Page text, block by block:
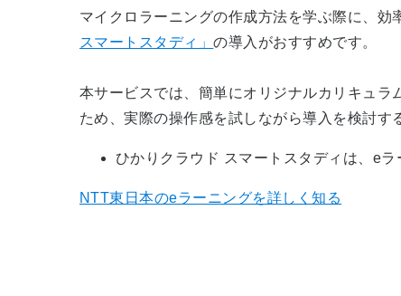
マイクロラーニングの作成方法を学ぶ際に、効
スマートスタディ」の導入がおすすめです。
本サービスでは、簡単にオリジナルカリキュ
ため、実際の操作感を試しながら導入を検討す
ひかりクラウド スマートスタディは、e
NTT東日本のeラーニングを詳しく知る